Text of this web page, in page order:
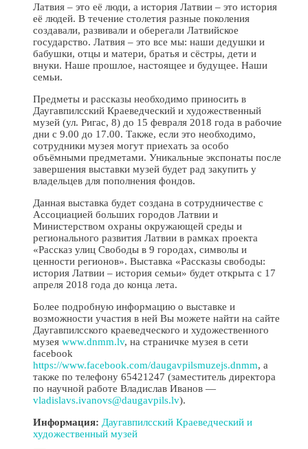
Латвия – это её люди, а история Латвии – это история
её людей. В течение столетия разные поколения
создавали, развивали и оберегали Латвийское
государство. Латвия – это все мы: наши дедушки и
бабушки, отцы и матери, братья и сёстры, дети и
внуки. Наше прошлое, настоящее и будущее. Наши
семьи.
Предметы и рассказы необходимо приносить в
Даугавпилсский Краеведческий и художественный
музей (ул. Ригас, 8) до 15 февраля 2018 года в рабочие
дни с 9.00 до 17.00. Также, если это необходимо,
сотрудники музея могут приехать за особо
объёмными предметами. Уникальные экспонаты после
завершения выставки музей будет рад закупить у
владельцев для пополнения фондов.
Данная выставка будет создана в сотрудничестве с
Ассоциацией больших городов Латвии и
Министерством охраны окружающей среды и
регионального развития Латвии в рамках проекта
«Рассказ улиц Свободы в 9 городах, символы и
ценности регионов». Выставка «Рассказы свободы:
история Латвии – история семьи» будет открыта с 17
апреля 2018 года до конца лета.
Более подробную информацию о выставке и
возможности участия в ней Вы можете найти на сайте
Даугавпилсского краеведческого и художественного
музея www.dnmm.lv, на страничке музея в сети
facebook
https://www.facebook.com/daugavpilsmuzejs.dnmm, а
также по телефону 65421247 (заместитель директора
по научной работе Владислав Иванов —
vladislavs.ivanovs@daugavpils.lv).
Информация: Даугавпилсский Краеведческий и
художественный музей